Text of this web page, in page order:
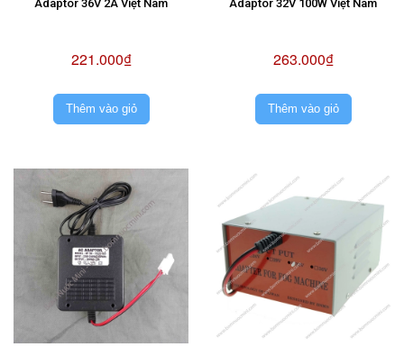
Adaptor 36V 2A Việt Nam
221.000₫
Thêm vào giỏ
Adaptor 32V 100W Việt Nam
263.000₫
Thêm vào giỏ